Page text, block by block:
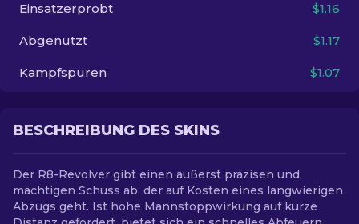
Einsatzerprobt $1.16
Abgenutzt $1.17
Kampfspuren $1.07
BESCHREIBUNG DES SKINS
Der R8-Revolver gibt einen äußerst präzisen und
mächtigen Schuss ab, der auf Kosten eines langwierigen
Abzugs geht. Ist hohe Mannstoppwirkung auf kurze